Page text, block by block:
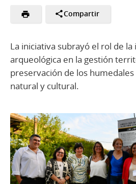
Compartir
La iniciativa subrayó el rol de la
arqueológica en la gestión
preservación de los
natural y cultural.